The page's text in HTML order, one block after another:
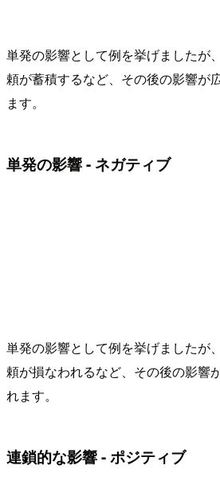
単発の影響として例を挙げましたが
頼が蓄積するなど、その後の影響が
ます。
単発の影響 - ネガティブ
単発の影響として例を挙げましたが
頼が損なわれるなど、その後の影響
れます。
連鎖的な影響 - ポジティブ